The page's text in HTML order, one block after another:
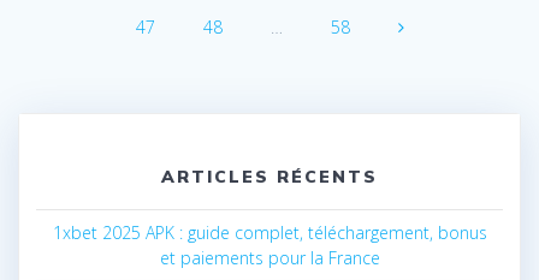
Page
47 Page
48 … Page
58
ARTICLES RÉCENTS
1xbet 2025 APK : guide complet, téléchargement, bonus
et paiements pour la France